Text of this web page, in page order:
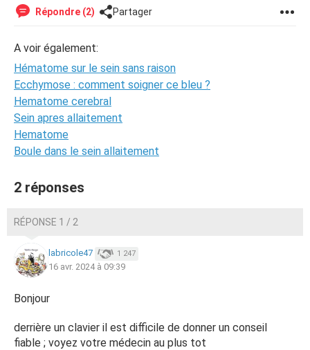
Répondre (2) Partager
A voir également:
Hématome sur le sein sans raison
Ecchymose : comment soigner ce bleu ?
Hematome cerebral
Sein apres allaitement
Hematome
Boule dans le sein allaitement
2 réponses
RÉPONSE 1 / 2
labricole47 1 247
16 avr. 2024 à 09:39
Bonjour
derrière un clavier il est difficile de donner un conseil
fiable ; voyez votre médecin au plus tot